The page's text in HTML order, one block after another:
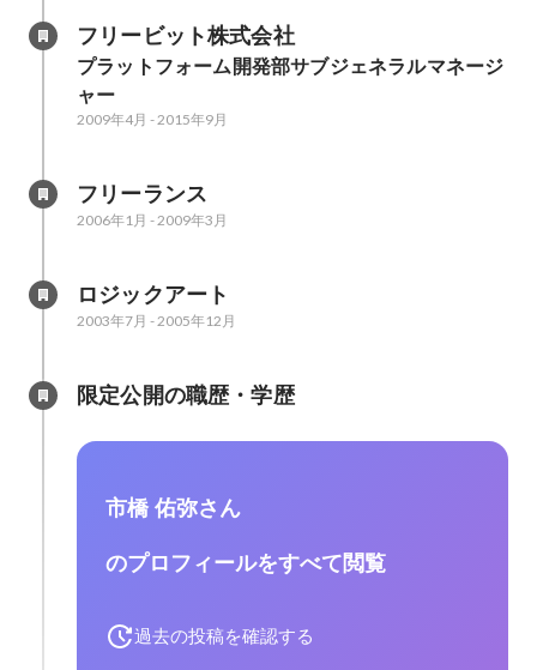
フリービット株式会社
プラットフォーム開発部サブジェネラルマネージ
ャー
2009年4月 -2015年9月
フリーランス
2006年1月 -2009年3月
ロジックアート
2003年7月 -2005年12月
限定公開の職歴・学歴
市橋 佑弥さん
のプロフィールをすべて閲覧
過去の投稿を確認する